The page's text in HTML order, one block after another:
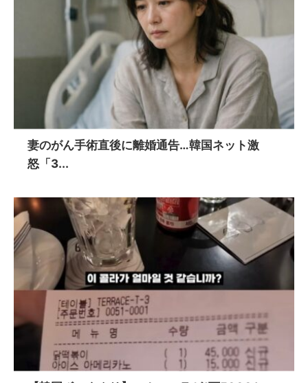
妻のがん手術直後に離婚通告…韓国ネット激
怒「3...